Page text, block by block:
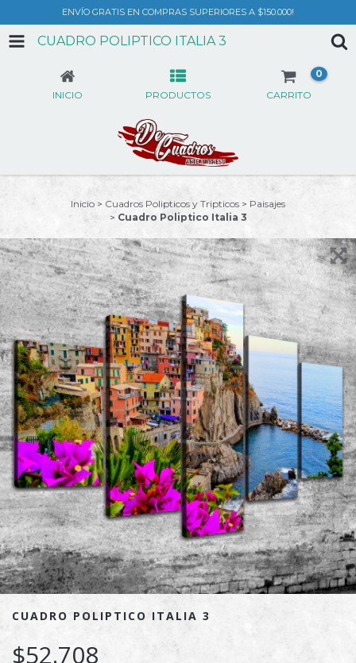
ENVÍO GRATIS EN COMPRAS SUPERIORES A $150.000!
CUADRO POLIPTICO ITALIA 3
INICIO PRODUCTOS CARRITO
0
Inicio > Cuadros Polipticos y Tripticos > Paisajes
> Cuadro Poliptico Italia 3
CUADRO POLIPTICO ITALIA 3
$52.708